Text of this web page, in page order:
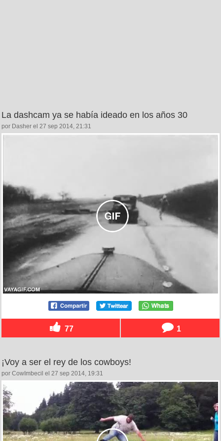
La dashcam ya se había ideado en los años 30
por Dasher el 27 sep 2014, 21:31
77 1
¡Voy a ser el rey de los cowboys!
por CowImbecil el 27 sep 2014, 19:31